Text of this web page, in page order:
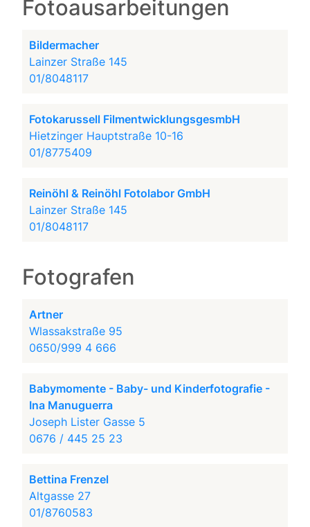
Fotoausarbeitungen
Bildermacher
Lainzer Straße 145
01/8048117
Fotokarussell FilmentwicklungsgesmbH
Hietzinger Hauptstraße 10-16
01/8775409
Reinöhl & Reinöhl Fotolabor GmbH
Lainzer Straße 145
01/8048117
Fotografen
Artner
Wlassakstraße 95
0650/999 4 666
Babymomente - Baby- und Kinderfotografie -
Ina Manuguerra
Joseph Lister Gasse 5
0676 / 445 25 23
Bettina Frenzel
Altgasse 27
01/8760583